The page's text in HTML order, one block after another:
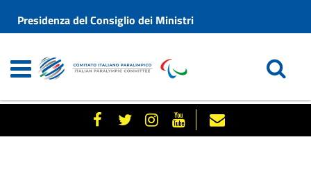
Presidenza del Consiglio dei Ministri